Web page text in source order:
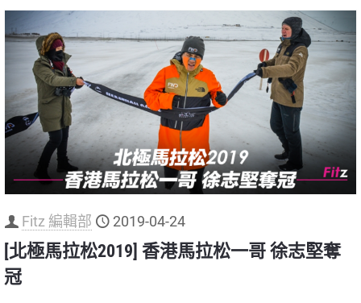
Fitz 編輯部 2019-04-24
[北極馬拉松2019] 香港馬拉松一哥 徐志堅奪
冠